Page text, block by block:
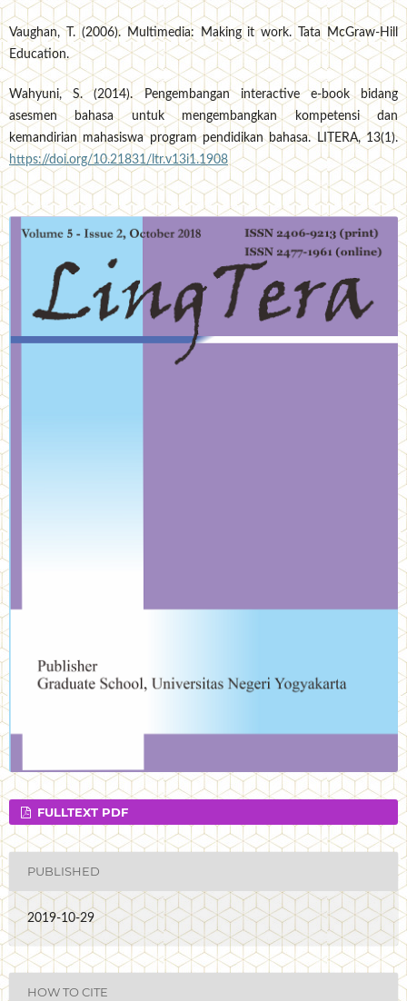
Vaughan, T. (2006). Multimedia: Making it work. Tata McGraw-Hill
Education.
Wahyuni, S. (2014). Pengembangan interactive e-book bidang
asesmen bahasa untuk mengembangkan kompetensi dan
kemandirian mahasiswa program pendidikan bahasa. LITERA, 13(1).
https://doi.org/10.21831/ltr.v13i1.1908
FULLTEXT PDF
PUBLISHED
2019-10-29
HOW TO CITE